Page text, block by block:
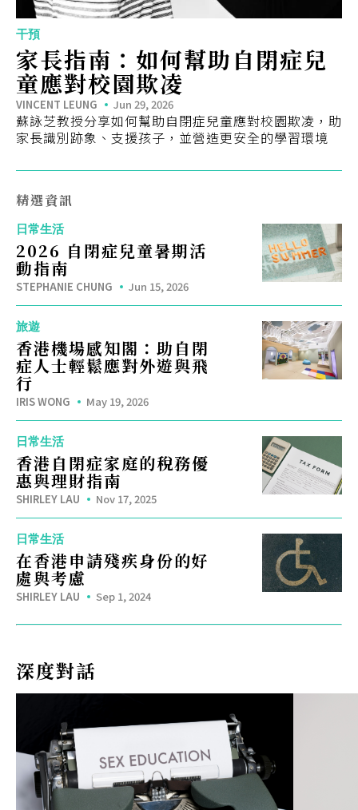
干預
家長指南：如何幫助自閉症兒
童應對校園欺凌
VINCENT LEUNG Jun 29, 2026
蘇詠芝教授分享如何幫助自閉症兒童應對校園欺凌，助
家長識別跡象、支援孩子，並營造更安全的學習環境
精選資訊
日常生活
2026 自閉症兒童暑期活
動指南
STEPHANIE CHUNG Jun 15, 2026
旅遊
香港機場感知閣：助自閉
症人士輕鬆應對外遊與飛
行
IRIS WONG May 19, 2026
日常生活
香港自閉症家庭的稅務優
惠與理財指南
SHIRLEY LAU Nov 17, 2025
日常生活
在香港申請殘疾身份的好
處與考慮
SHIRLEY LAU Sep 1, 2024
深度對話